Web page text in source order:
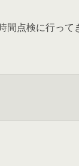
間点検に行って